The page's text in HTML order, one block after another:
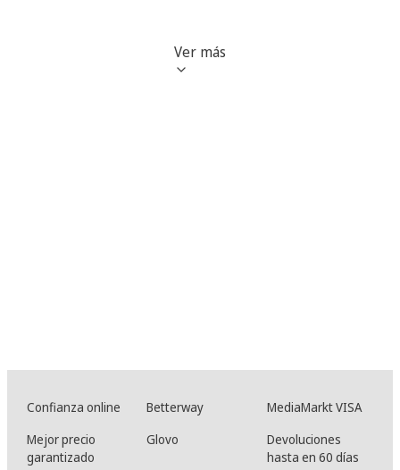
Ver más
Confianza online Betterway
MediaMarkt VISA
Mejor precio
garantizado
Glovo
Devoluciones
hasta en 60 días